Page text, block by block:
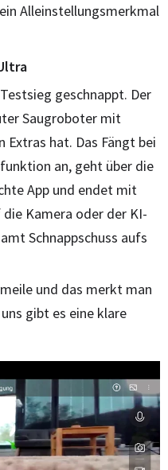
Alleinstellungsmerkmal
geschnappt. Der
Saugroboter mit
hat. Das Fängt bei
an, geht über die
App und endet mit
Kamera oder der KI-
Schnappschuss aufs
und das merkt man
gibt es eine klare